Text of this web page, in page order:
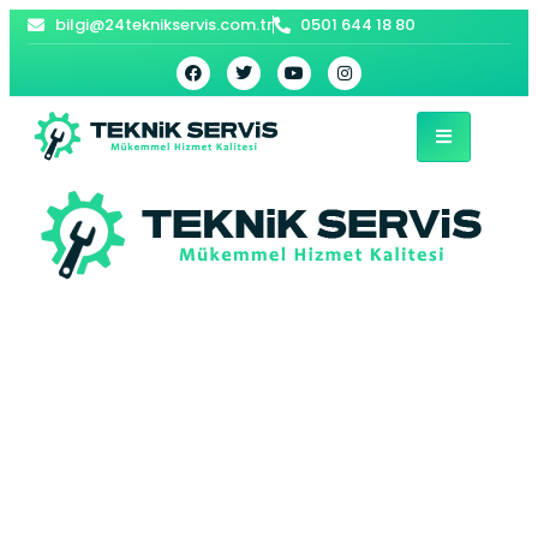
bilgi@24teknikservis.com.tr 0501 644 18 80